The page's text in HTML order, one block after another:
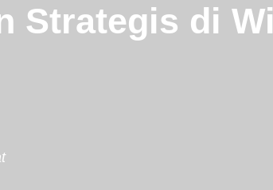
Strategis di